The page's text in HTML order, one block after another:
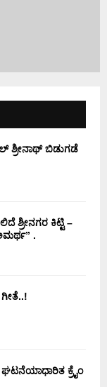
ಶ್ರೀನಾಥ್ ಬಿಡುಗಡೆ
ಶ್ರೀನಗರ ಕಿಟ್ಟಿ –
.
ಕ್ರೈಂ